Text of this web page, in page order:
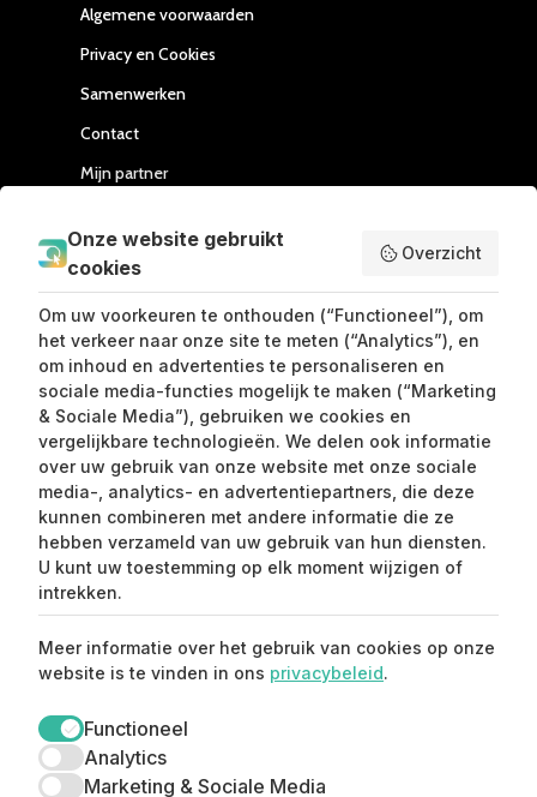
Algemene voorwaarden
Privacy en Cookies
Samenwerken
Contact
Mijn partner
SEND ME LOVE LETTERS
Claim mijn 15%
korting ⚡️
eerste aankoop.
Onze website gebruikt
cookies
Overzicht
Om uw voorkeuren te onthouden (“Functioneel”), om
het verkeer naar onze site te meten (“Analytics”), en
om inhoud en advertenties te personaliseren en
sociale media-functies mogelijk te maken (“Marketing
& Sociale Media”), gebruiken we cookies en
vergelijkbare technologieën. We delen ook informatie
over uw gebruik van onze website met onze sociale
media-, analytics- en advertentiepartners, die deze
kunnen combineren met andere informatie die ze
hebben verzameld van uw gebruik van hun diensten.
U kunt uw toestemming op elk moment wijzigen of
intrekken.
Meer informatie over het gebruik van cookies op onze
website is te vinden in ons privacybeleid.
Functioneel
Analytics
Marketing & Sociale Media